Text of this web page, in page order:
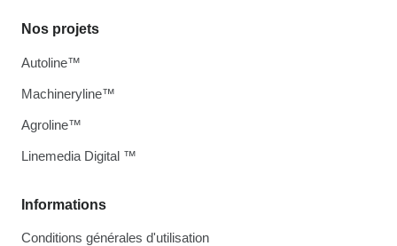
Informations
Conditions générales d'utilisation
Nos projets
Autoline™
Machineryline™
Agroline™
Linemedia Digital ™